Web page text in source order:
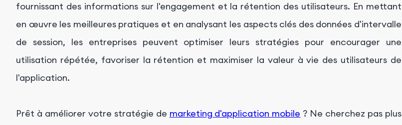
fournissant des informations sur l'engagement et la rétention des utilisateurs. En mettant
en œuvre les meilleures pratiques et en analysant les aspects clés des données d'intervalle
de session, les entreprises peuvent optimiser leurs stratégies pour encourager une
utilisation répétée, favoriser la rétention et maximiser la valeur à vie des utilisateurs de
l'application.
Prêt à améliorer votre stratégie de marketing d'application mobile ? Ne cherchez pas plus